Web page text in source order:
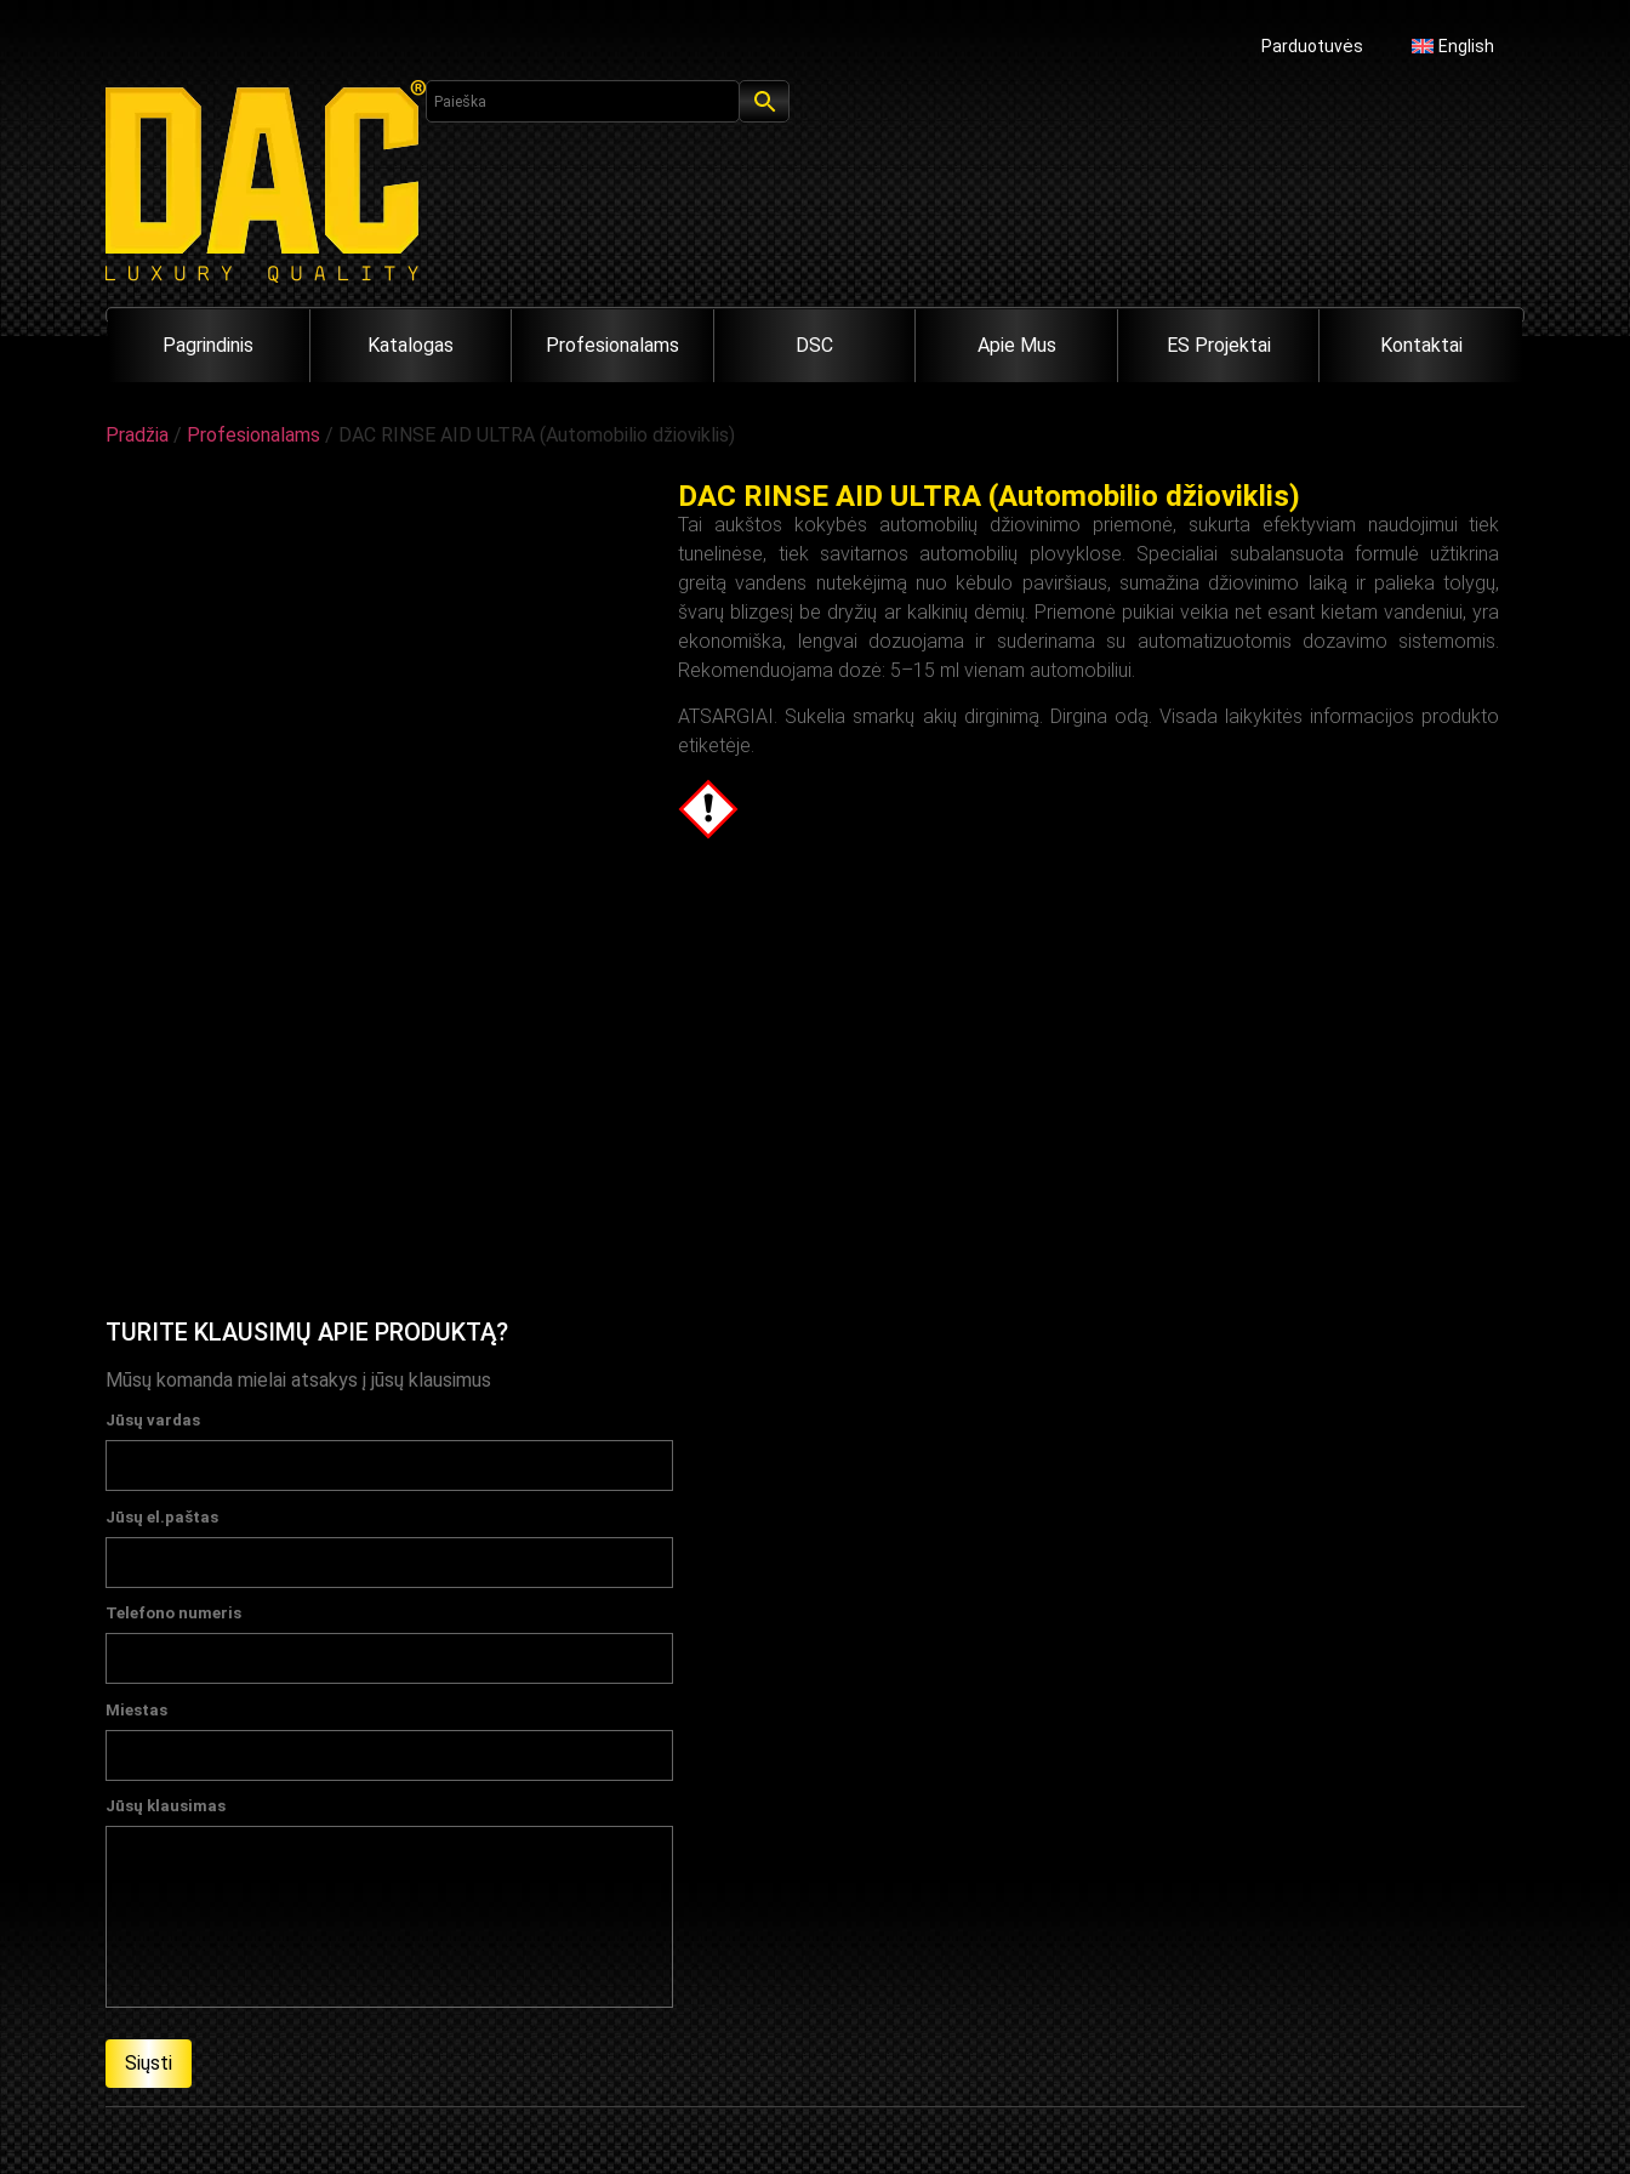
Parduotuvės English
Pagrindinis Katalogas Profesionalams DSC Apie Mus ES Projektai Kontaktai
Pradžia / Profesionalams / DAC RINSE AID ULTRA (Automobilio džioviklis)
DAC RINSE AID ULTRA (Automobilio džioviklis)
Tai aukštos kokybės automobilių džiovinimo priemonė, sukurta efektyviam naudojimui tiek
tunelinėse, tiek savitarnos automobilių plovyklose. Specialiai subalansuota formulė užtikrina
greitą vandens nutekėjimą nuo kėbulo paviršiaus, sumažina džiovinimo laiką ir palieka tolygų,
švarų blizgesį be dryžių ar kalkinių dėmių. Priemonė puikiai veikia net esant kietam vandeniui, yra
ekonomiška, lengvai dozuojama ir suderinama su automatizuotomis dozavimo sistemomis.
Rekomenduojama dozė: 5–15 ml vienam automobiliui.
ATSARGIAI. Sukelia smarkų akių dirginimą. Dirgina odą. Visada laikykitės informacijos produkto
etiketėje.
TURITE KLAUSIMŲ APIE PRODUKTĄ?
Mūsų komanda mielai atsakys į jūsų klausimus
Jūsų vardas
Jūsų el.paštas
Telefono numeris
Miestas
Jūsų klausimas